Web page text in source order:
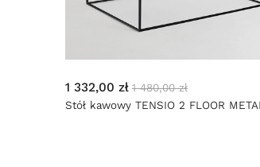
1 332,00 zł 1 480,00 zł
Stół kawowy TENSIO 2 FLOOR